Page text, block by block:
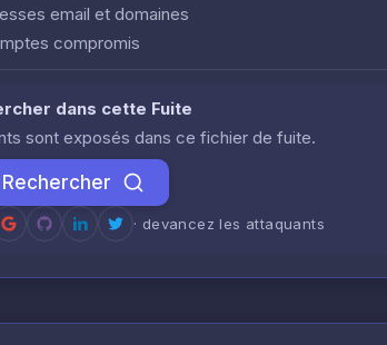
email et domaines
compromis
dans cette Fuite
sont exposés dans ce fichier de fuite.
Rechercher
· devancez les attaquants